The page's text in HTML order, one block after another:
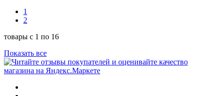
1
2
товары с 1 по 16
Показать все